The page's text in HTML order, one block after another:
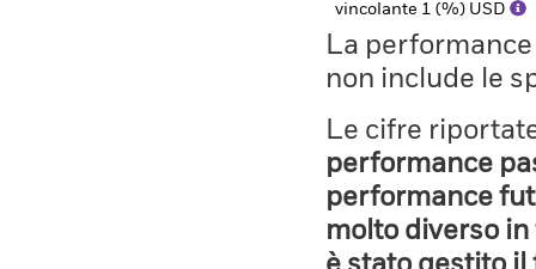
vincolante 1 (%) USD
La
non include le
Le cifre
performance
performance
molto diverso